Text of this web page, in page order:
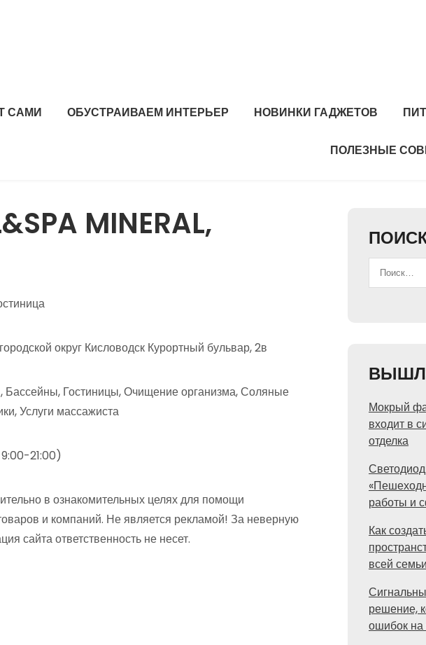
САМИ ОБУСТРАИВАЕМ ИНТЕРЬЕР НОВИНКИ ГАДЖЕТОВ
ПОЛЕЗНЫЕ
MINERAL,
округ Кисловодск Курортный бульвар, 2в
Гостиницы, Очищение организма, Соляные
Услуги массажиста
9:00-21:00)
в ознакомительных целях для помощи
и компаний. Не является рекламой! За неверную
сайта ответственность не несет.
Мокрый
входит в
отделка
работы и
Как
всей семьи
решение,
ошибок на